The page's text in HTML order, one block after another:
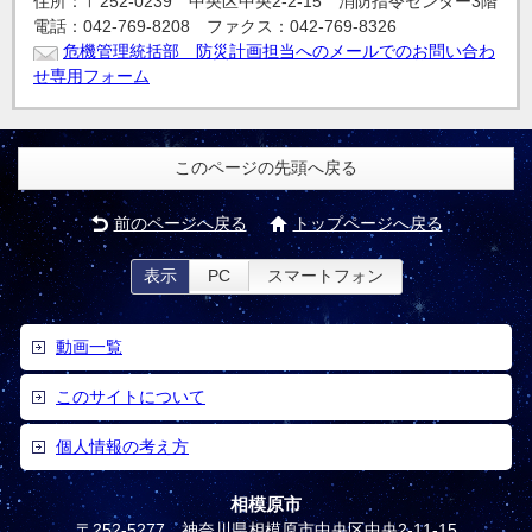
電話：042-769-8208 ファクス：042-769-8326
危機管理統括部 防災計画担当へのメールでのお問い合わ
せ専用フォーム
このページの先頭へ戻る
前のページへ戻る トップページへ戻る
表示 PC スマートフォン
動画一覧
このサイトについて
個人情報の考え方
相模原市